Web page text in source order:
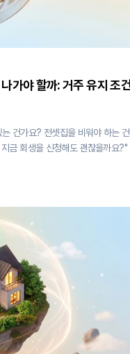
가야 할까: 거주 유지 조
건가요? 전셋집을 비워야 하는
회생을 신청해도 괜찮을까요?" 전
건지, 포함시키면 바로 집을 비워줘
니다. 대출에 담보가 설정되어 있
더라도 계약만기까지 거주하는데는
대출이 있을 때, 개인회생을 진행
전